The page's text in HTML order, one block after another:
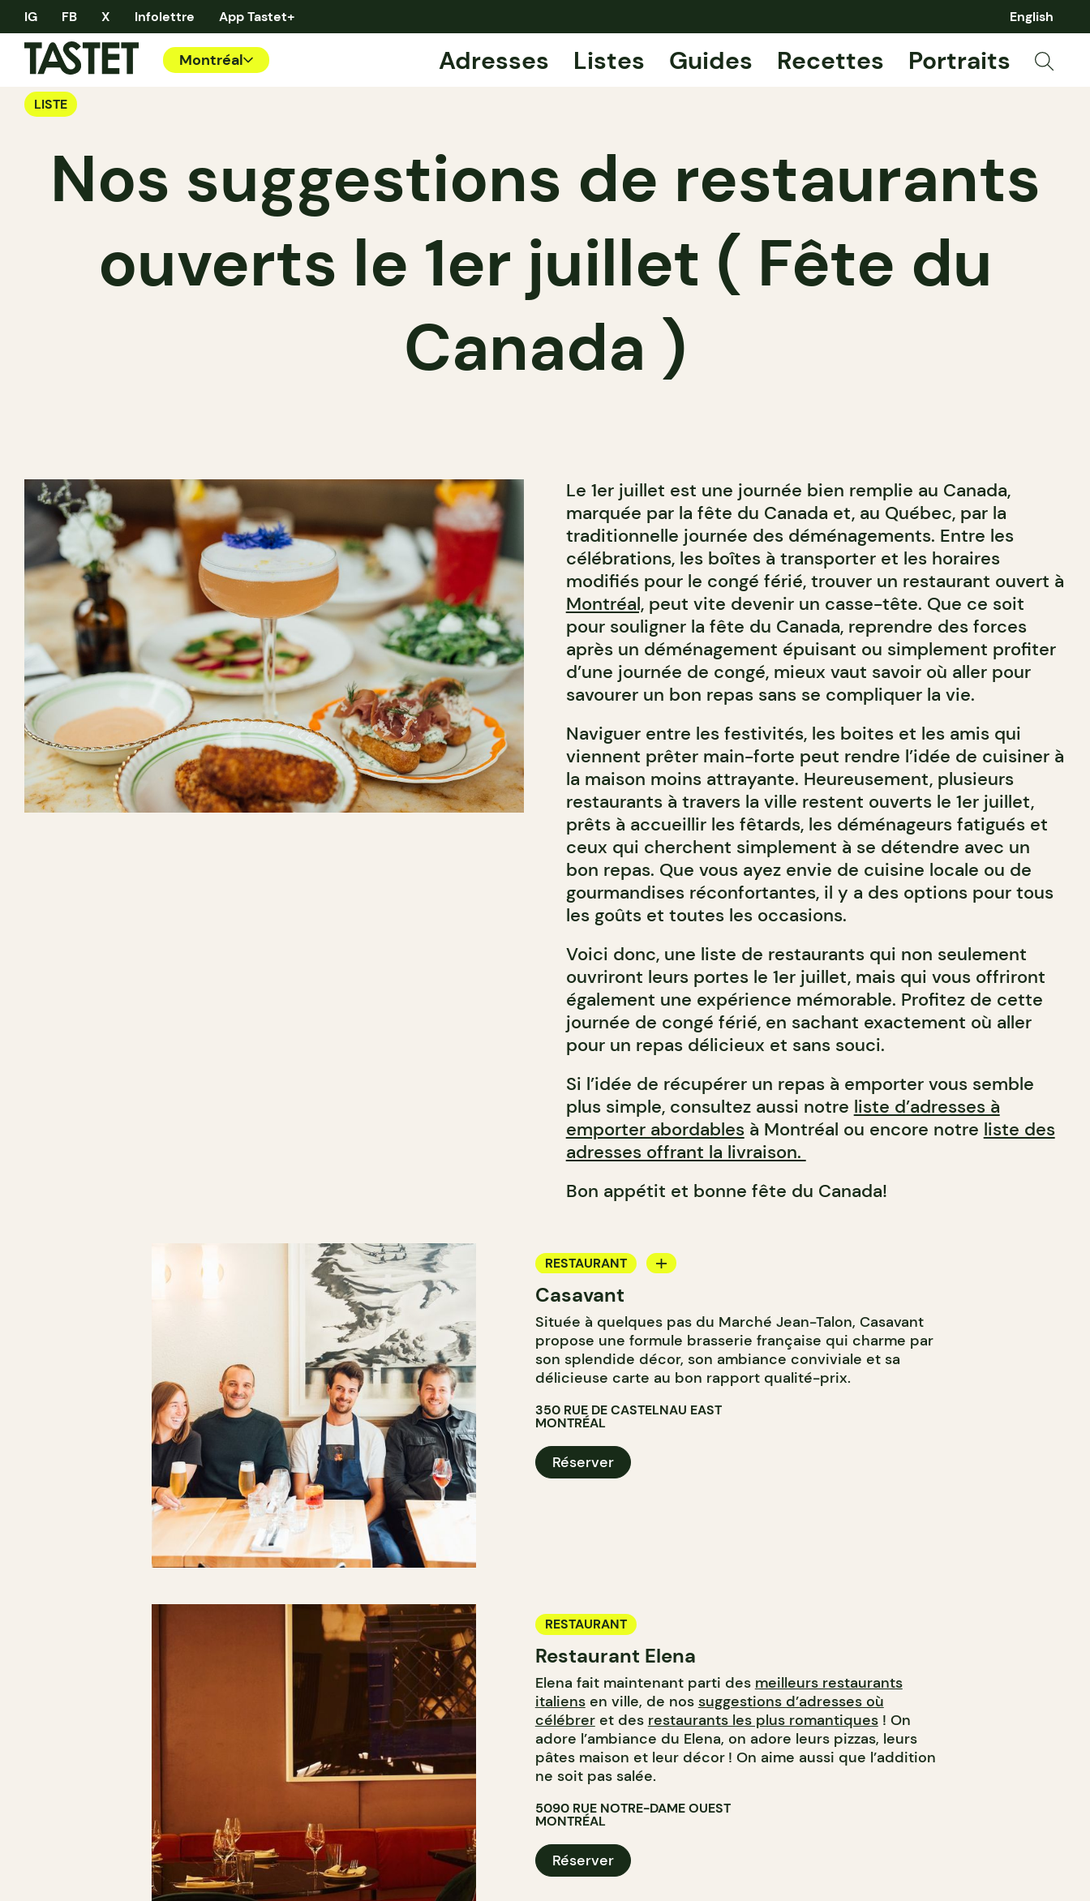
IG FB X Infolettre App Tastet+ English
Montréal Adresses Listes Guides Recettes Portraits
LISTE
Nos suggestions de restaurants
ouverts le 1er juillet ( Fête du
Canada )
Le 1er juillet est une journée bien remplie au Canada,
marquée par la fête du Canada et, au Québec, par la
traditionnelle journée des déménagements. Entre les
célébrations, les boîtes à transporter et les horaires
modifiés pour le congé férié, trouver un restaurant ouvert à
Montréal,peut vite devenir un casse-tête. Que ce soit
pour souligner la fête du Canada, reprendre des forces
après un déménagement épuisant ou simplement profiter
d’une journée de congé, mieux vaut savoir où aller pour
savourer un bon repas sans se compliquer la vie.
Naviguer entre les festivités, les boites et les amis qui
viennent prêter main-forte peut rendre l’idée de cuisiner à
la maison moins attrayante. Heureusement, plusieurs
restaurants à travers la ville restent ouverts le 1er juillet,
prêts à accueillir les fêtards, les déménageurs fatigués et
ceux qui cherchent simplement à se détendre avec un
bon repas. Que vous ayez envie de cuisine locale ou de
gourmandises réconfortantes, il y a des options pour tous
les goûts et toutes les occasions.
Voici donc, une liste de restaurants qui non seulement
ouvriront leurs portes le 1er juillet, mais qui vous offriront
également une expérience mémorable. Profitez de cette
journée de congé férié, en sachant exactement où aller
pour un repas délicieux et sans souci.
Si l’idée de récupérer un repas à emporter vous semble
plus simple, consultez aussi notre liste d’adresses à
emporter abordablesà Montréal ou encore notre liste des
adresses offrant la livraison.
Bon appétit et bonne fête du Canada!
RESTAURANT
BAR À VIN
Casavant
Située à quelques pas du Marché Jean-Talon, Casavant
propose une formule brasserie française qui charme par
son splendide décor, son ambiance conviviale et sa
délicieuse carte au bon rapport qualité-prix.
350 RUE DE CASTELNAU EAST
MONTRÉAL
Réserver
RESTAURANT
Restaurant Elena
Elena fait maintenant parti des meilleurs restaurants
italiensen ville, de nos suggestions d’adresses où
célébreret des restaurants les plus romantiques! On
adore l’ambiance du Elena, on adore leurs pizzas, leurs
pâtes maison et leur décor ! On aime aussi que l’addition
ne soit pas salée.
5090 RUE NOTRE-DAME OUEST
MONTRÉAL
Réserver